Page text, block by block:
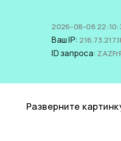
2026-08-06
Ваш IP:
ID запроса:
Разверните